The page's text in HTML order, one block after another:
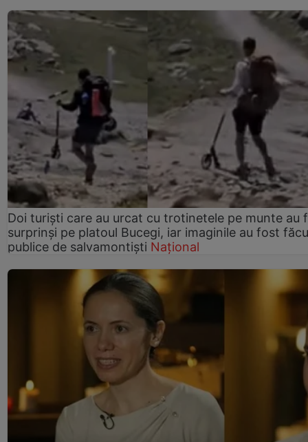
Doi turiști care au urcat cu trotinetele pe munte au
surprinși pe platoul Bucegi, iar imaginile au fost
publice de salvamontiști Național